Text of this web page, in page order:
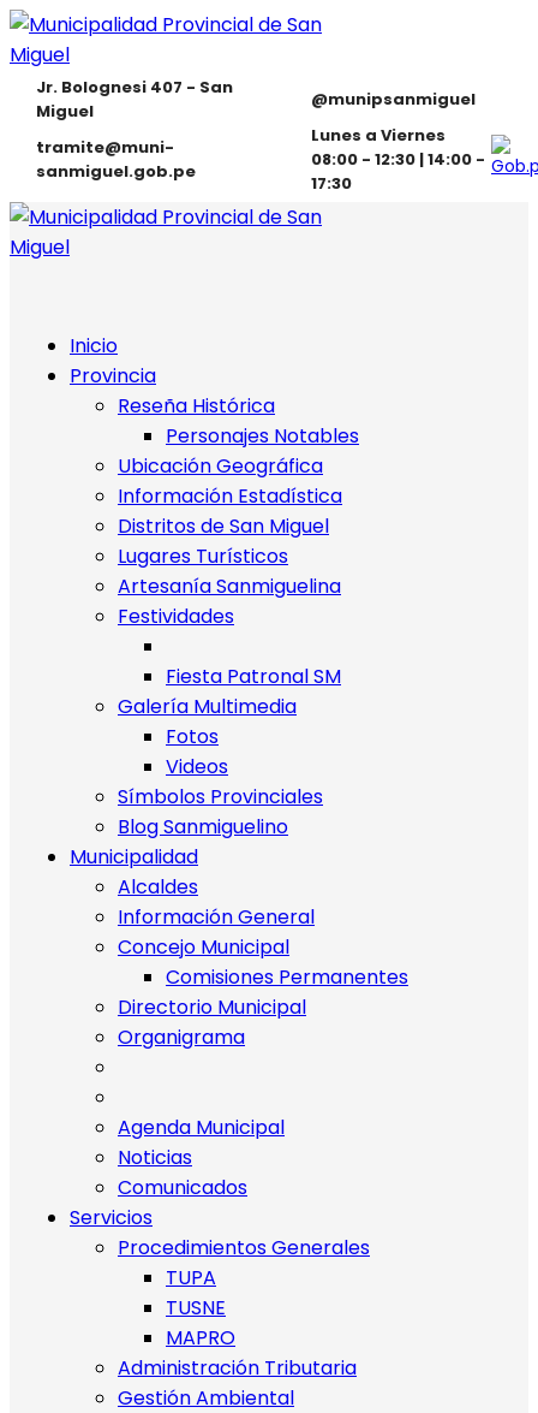
Jr. Bolognesi 407 - San
Miguel
@munipsanmiguel
tramite@muni-
sanmiguel.gob.pe
Lunes a Viernes
08:00 - 12:30 | 14:00 -
17:30
Inicio
Provincia
Reseña Histórica
Personajes Notables
Ubicación Geográfica
Información Estadística
Distritos de San Miguel
Lugares Turísticos
Artesanía Sanmiguelina
Festividades
Fiesta Patronal SM
Galería Multimedia
Fotos
Videos
Símbolos Provinciales
Blog Sanmiguelino
Municipalidad
Alcaldes
Información General
Concejo Municipal
Comisiones Permanentes
Directorio Municipal
Organigrama
Agenda Municipal
Noticias
Comunicados
Servicios
Procedimientos Generales
TUPA
TUSNE
MAPRO
Administración Tributaria
Gestión Ambiental